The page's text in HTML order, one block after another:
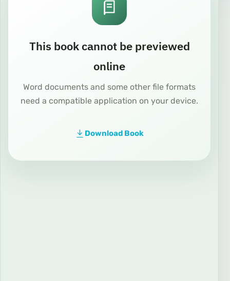
This book cannot be previewed
online
Word documents and some other file formats
need a compatible application on your device.
Download Book